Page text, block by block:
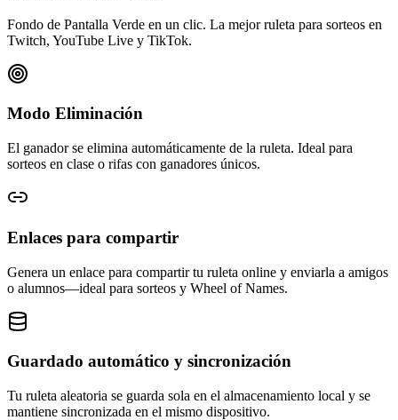
Fondo de Pantalla Verde en un clic. La mejor ruleta para sorteos en
Twitch, YouTube Live y TikTok.
Modo Eliminación
El ganador se elimina automáticamente de la ruleta. Ideal para
sorteos en clase o rifas con ganadores únicos.
Enlaces para compartir
Genera un enlace para compartir tu ruleta online y enviarla a amigos
o alumnos—ideal para sorteos y Wheel of Names.
Guardado automático y sincronización
Tu ruleta aleatoria se guarda sola en el almacenamiento local y se
mantiene sincronizada en el mismo dispositivo.